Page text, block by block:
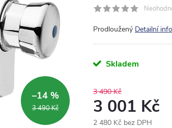
3 490 Kč
–14 %
Prodloužený Detailní
Skladem
3 490 Kč
3 001 Kč
2 480 Kč bez DPH